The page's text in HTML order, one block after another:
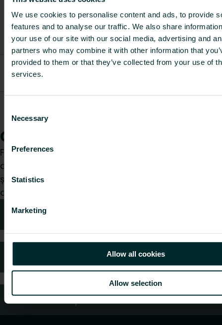
We use cookies to personalise content and ads, to provide
features and to analyse our traffic. We also share
your use of our site with our social media, advertising and
partners who may combine it with other information that
provided to them or that they’ve collected from your use of
services.
Selection
Necessary
Preferences
Statistics
Marketing
Allow all cookies
Allow selection
articol
[kg]
de
AZ16HTANOPBL0000
Towel Rail
Cum vă putem ajuta?
Fie că sunteți un instalator, arhitect, proiectant,
distribuitor sau utilizator final, alegeți o categorie
și vom fi bucuroși să ne ocupăm de cererea
dumneavoastră.
Sfaturi tehnice
Întrebări frecvente
Servicii clienți